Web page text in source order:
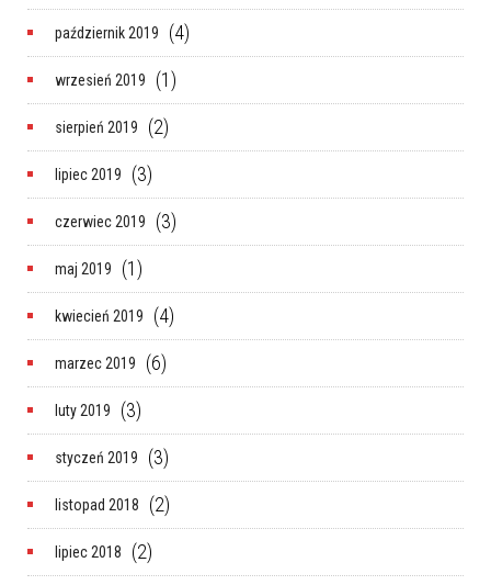
październik 2019 (4)
wrzesień 2019 (1)
sierpień 2019 (2)
lipiec 2019 (3)
czerwiec 2019 (3)
maj 2019 (1)
kwiecień 2019 (4)
marzec 2019 (6)
luty 2019 (3)
styczeń 2019 (3)
listopad 2018 (2)
lipiec 2018 (2)